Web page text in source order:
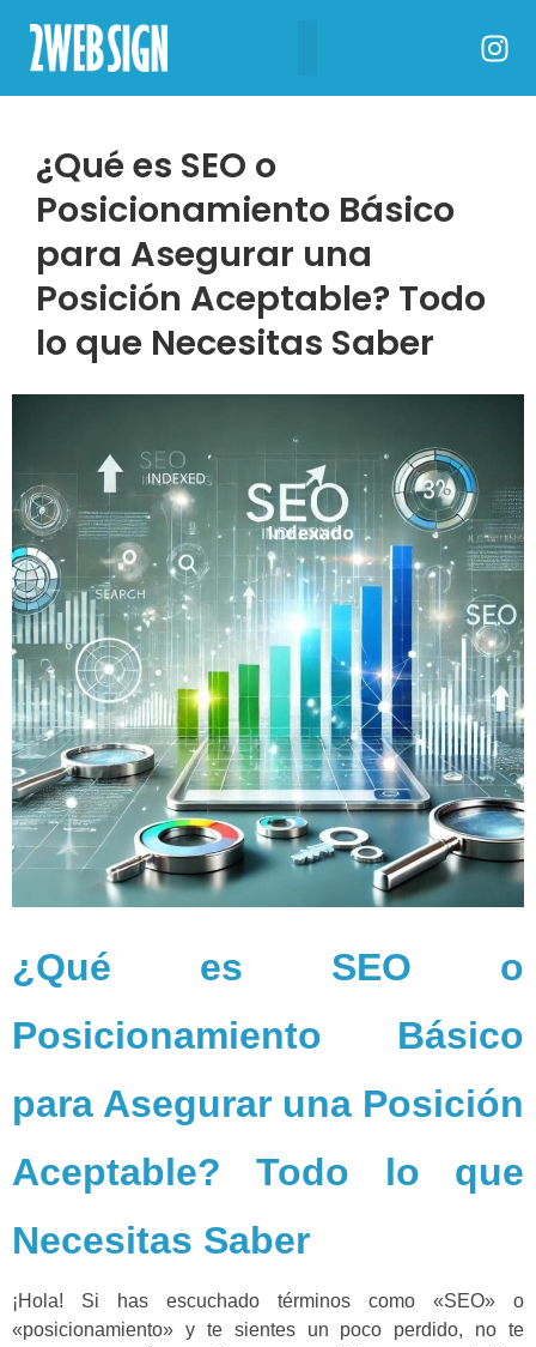
¿Qué es SEO o
Posicionamiento Básico
para Asegurar una
Posición Aceptable? Todo
lo que Necesitas Saber
¿Qué es SEO o
Posicionamiento Básico
para Asegurar una Posición
Aceptable? Todo lo que
Necesitas Saber
¡Hola! Si has escuchado términos como «SEO» o
«posicionamiento» y te sientes un poco perdido, no te